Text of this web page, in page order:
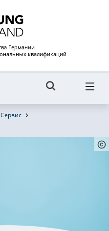
Германии
квалификаций
Сервис